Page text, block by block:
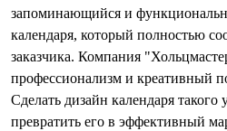
запоминающийся и
календаря, который полностью
заказчика. Компания
профессионализм и креативный
Сделать дизайн календаря такого
превратить его в эффективный